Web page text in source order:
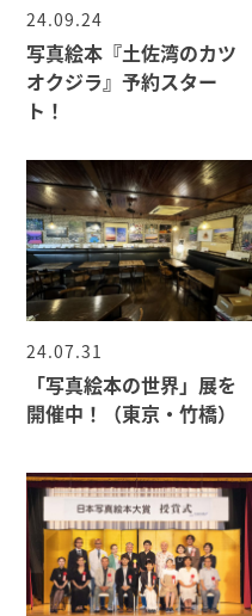
24.09.24
写真絵本『土佐湾のカツ
オクジラ』予約スター
ト！
24.07.31
「写真絵本の世界」展を
開催中！（東京・竹橋）